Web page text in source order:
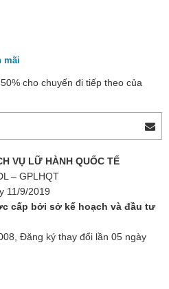
mãi
cho chuyến đi tiếp theo của
VỤ LỮ HÀNH QUỐC TẾ
– GPLHQT
11/9/2019
cấp bởi sở kế hoạch và đầu tư
Đăng ký thay đổi lần 05 ngày